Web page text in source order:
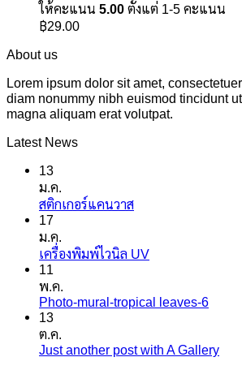
ให้คะแนน 5.00 ตั้งแต่ 1-5 คะแนน
฿29.00
About us
Lorem ipsum dolor sit amet,
diam nonummy nibh euismod tincidunt
magna aliquam erat volutpat.
Latest News
13
ม.ค.
สติกเกอร์แคนวาสไม่มี
บน
เกอร์
17
ม.ค.
เครื่องพิมพ์ไวนิล UVไม่มี
บน
นิล
11
พ.ค.
Photo-mural-tropical leaves-6ไม่มี
บน
13
ต.ค.
Just another post with A Galleryไม่มี